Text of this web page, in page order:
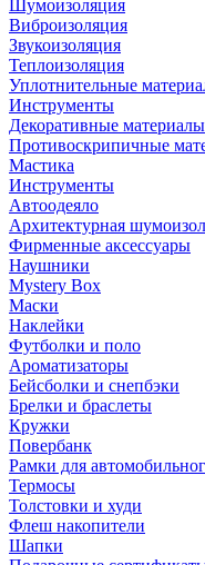
Шумоизоляция
Виброизоляция
Звукоизоляция
Теплоизоляция
Уплотнительные
Инструменты
Декоративные материалы
Противоскрипичные
Мастика
Инструменты
Автоодеяло
Архитектурная
Фирменные аксессуары
Наушники
Mystery Box
Маски
Наклейки
Футболки и поло
Ароматизаторы
Бейсболки и снепбэки
Брелки и браслеты
Кружки
Повербанк
Рамки для
Термосы
Толстовки и худи
Флеш накопители
Шапки